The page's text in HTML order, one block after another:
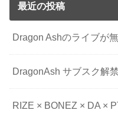
最近の投稿
Dragon Ashのライブが
DragonAsh サブスク解
RIZE × BONEZ × DA ×